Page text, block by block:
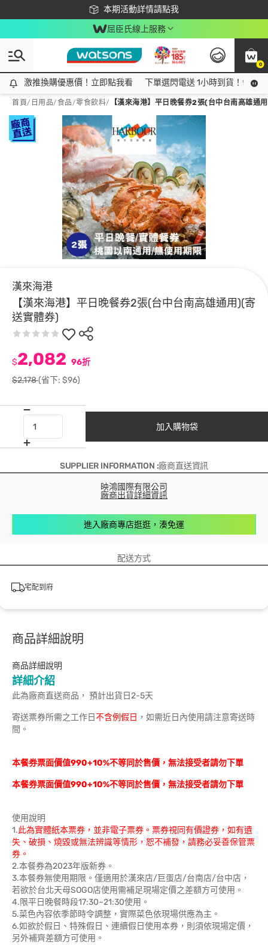
本期活動詳情請點我
下載app最高回饋$350
屈臣氏線上服務
0
激推換購優惠價！立即點我看
激推換購優惠價！立即點我看 下單選閃電送 1小時到貨！領神
首頁/ 日用品/食品/零食飲料/ 【漢來海港】平日晚餐券2張(台中台南高雄通
漢來海港
【漢來海港】平日晚餐券2張(台中台南高雄通用)(寄
送實體券)
$2,082 96折
$2,178(省下: $96)
加入購物袋
SUPPLIER INFORMATION :廠商直送資訊
映鴻國際有限公司
廠商出貨詳細資訊
進入廠商專店逛逛，湊免運
配送方式
宅配到府
商品詳細說明
商品詳細說明
詳細介紹
此為廠商直送商品， 預計出貨日2-5天
寄送票券所需之工作日不含例假日 ，如需近日內使用請注意寄送時
間。
本餐券票面價值990+10%不等同於售價，無法接受者請勿下單
本餐券票面價值990+10%不等同於售價，無法接受者請勿下單
使用說明
1.此為實體紙本票券，並非電子票券。票券視同有價證券，如有遺
失、破損、燒毀或無法辨識等情形，恕不補發，請務必妥善保管票
券。
2.本餐券為2023年版新券。
3.本餐券無使用期限。僅適用於漢來店/巨蛋店/台南店/台中店，
若欲於台北天母SOGO店使用需補足現場定價之差額方可使用。
4.限平日晚餐時段17:30~21:30使用。
5.菜色內容依季節時令調整，實際菜色依現場供應為主。
6.如欲於假日、特殊假日、連續假日使用本券，則須依現場定價，
另外補齊差額方可使用。